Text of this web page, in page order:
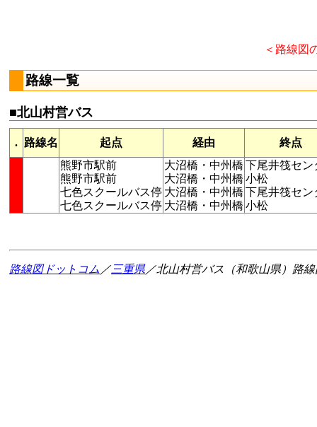
＜路線図
路線一覧
■北山村営バス
. 路線名 起点 経由
終点
熊野市駅前
熊野市駅前
七色スクールバス停
七色スクールバス停
大沼橋・中州橋
大沼橋・中州橋
大沼橋・中州橋
大沼橋・中州橋
下尾井筏セン
小松
下尾井筏セン
小松
路線図ドットコム ／ 三重県／北山村営バス（和歌山県）路線